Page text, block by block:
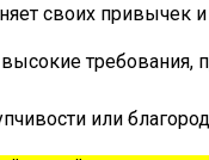
своих привычек
или